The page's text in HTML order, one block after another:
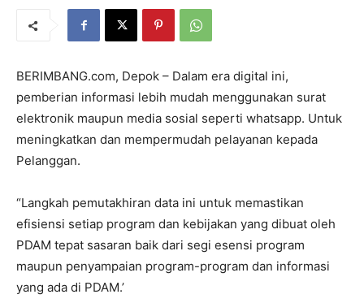
BERIMBANG.com, Depok – Dalam era digital ini,
pemberian informasi lebih mudah menggunakan surat
elektronik maupun media sosial seperti whatsapp. Untuk
meningkatkan dan mempermudah pelayanan kepada
Pelanggan.
“Langkah pemutakhiran data ini untuk memastikan
efisiensi setiap program dan kebijakan yang dibuat oleh
PDAM tepat sasaran baik dari segi esensi program
maupun penyampaian program-program dan informasi
yang ada di PDAM.’